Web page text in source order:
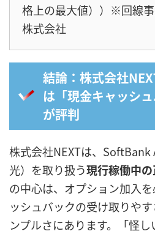
格上の最大値））※回線
株式会社
結論：株式会社
は「現金キャッシ
が評判
株式会社NEXTは、
光）を取り扱う現行稼働中
の中心は、オプション加入
ッシュバックの受け取りや
ンプルさにあります。「怪